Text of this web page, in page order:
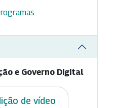
.
e Governo Digital
de vídeo